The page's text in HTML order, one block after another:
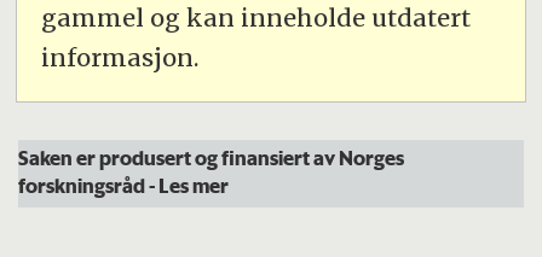
gammel og kan inneholde utdatert
informasjon.
Saken er produsert og finansiert av Norges
forskningsråd- Les mer